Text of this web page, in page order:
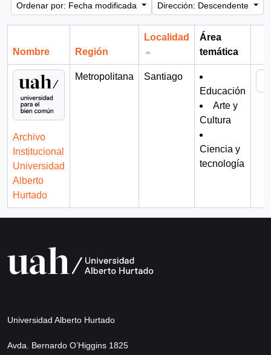
Ordenar por: Fecha modificada
Dirección: Descendente
Nombre Región
Localidad
Área
temática
Archivo
Institucional
Universidad
Alberto
Hurtado
Metropolitana
Santiago
Educación
Arte y
Cultura
Ciencia y
tecnología
Universidad Alberto Hurtado
Avda. Bernardo O’Higgins 1825